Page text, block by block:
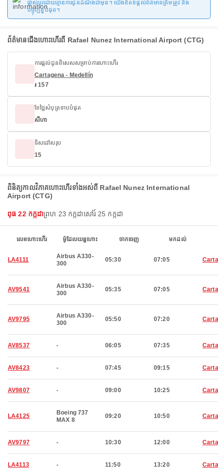
ផ្លាស់ប្តូរដោយគ្មានការជូនដំណឹងជាមុន។ យើងខិតខំផ្តល់ព័ត៌មានត្រឹមត្រូវ និង
បច្ចុប្បន្នបំផុត។
ព័ត៌មានជើងហោះហើរពី Rafael Nunez International Airport (CTG)
ការផ្តល់ជូនពិសេសសម្រាប់ការហោះហើរ
Cartagena - Medellín
៛ 157
ខែថ្លៃសំបុត្រទាបបំផុត
សីហា
ទិសដៅសរុប
15
ពិនិត្យកាលវិភាគហោះហើរទាំងអស់ពី Rafael Nunez International
Airport (CTG)
ពុធ 22 កក្កដាព្រហ 23 កក្កដាសៅរ៍ 25 កក្កដា
លេខហោះហើរ ម៉ូដែលយន្តហោះ ចាកចេញ មកដល់
LA4111
Airbus A330-
300
05:30 07:05
AV9541
Airbus A330-
300
05:35 07:05
AV9795
Airbus A330-
300
05:50 07:20
AV8537 - 06:05 07:35
AV8423 - 07:45 09:15
AV9807 - 09:00 10:25
LA4125
Boeing 737
MAX 8
09:20 10:50
AV9797 - 10:30 12:00
LA4113 - 11:50 13:20